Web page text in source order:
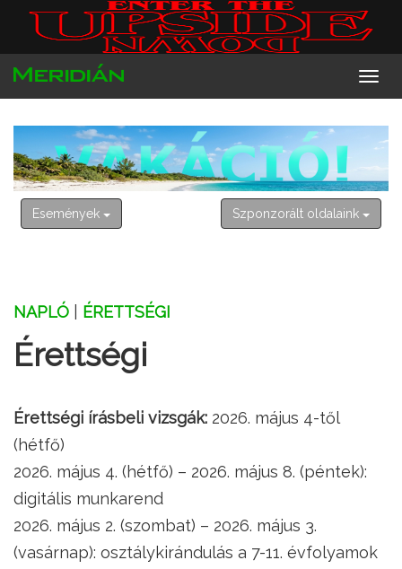
2026. augusztus 7. péntek
Ibolya
Események Szponzorált oldalaink
NAPLÓ ÉRETTSÉGI
Érettségi
Érettségi írásbeli vizsgák: 2026. május 4-től
(hétfő)
2026. május 4. (hétfő) – 2026. május 8. (péntek):
digitális munkarend
2026. május 2. (szombat) – 2026. május 3.
(vasárnap): osztálykirándulás a 7-11. évfolyamok